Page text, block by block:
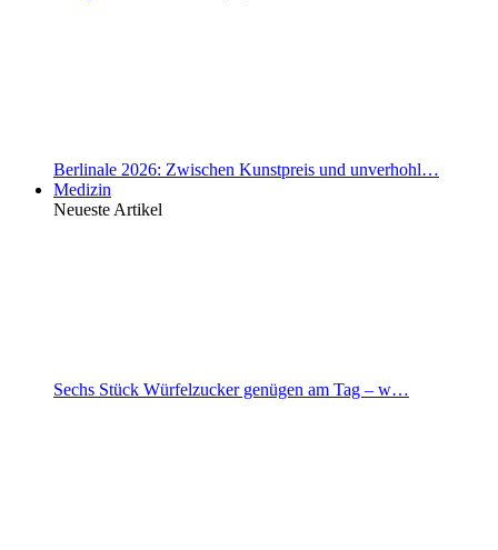
Berlinale 2026: Zwischen Kunstpreis und unverhohl…
Medizin
Neueste Artikel
Sechs Stück Würfelzucker genügen am Tag – w…